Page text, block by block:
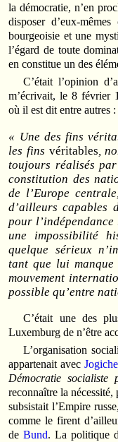
la démocratie, n’en
disposer d’eux-
bourgeoisie et une
l’égard de toute
en constitue un des
C’était l’opinion
m’écrivait, le 8 février
où il est dit entre autres :
« Une des fins
les fins véritables ,
toujours réalisés
constitution des
de l’Europe
d’ailleurs capables
pour
une impossibilité
quelque sérieux
tant que lui manque
mouvement
possible qu’entre
C’était une des
Luxemburg de n’être
L’organisation
appartenait avec
Démocratie socialiste
reconnaître la
subsistait l’Empire
comme le firent
deBund. La politique